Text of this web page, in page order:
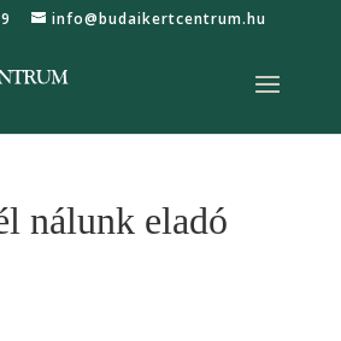
info@budaikertcentrum.hu
nálunk eladó